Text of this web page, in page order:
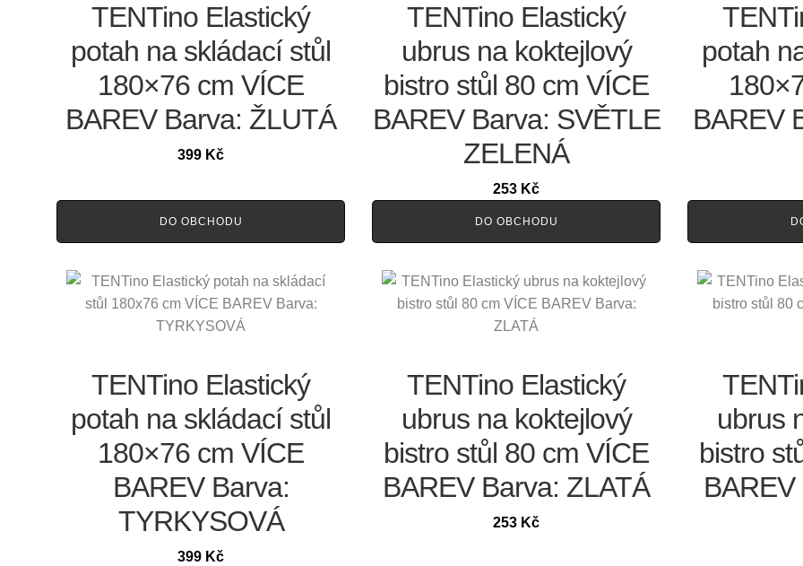
TENTino Elastický
potah na skládací stůl
180×76 cm VÍCE
BAREV Barva: ŽLUTÁ
399 Kč
DO OBCHODU
TENTino Elastický
ubrus na koktejlový
bistro stůl 80 cm VÍCE
BAREV Barva: SVĚTLE
ZELENÁ
253 Kč
DO OBCHODU
potah
BAREV
TENTino Elastický
potah na skládací stůl
180×76 cm VÍCE
BAREV Barva:
TYRKYSOVÁ
399 Kč
TENTino Elastický
ubrus na koktejlový
bistro stůl 80 cm VÍCE
BAREV Barva: ZLATÁ
253 Kč
ubrus
bistro